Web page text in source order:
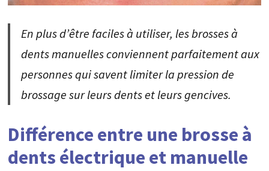
En plus d’être faciles à utiliser, les brosses à
dents manuelles conviennent parfaitement aux
personnes qui savent limiter la pression de
brossage sur leurs dents et leurs gencives.
Différence entre une brosse à
dents électrique et manuelle